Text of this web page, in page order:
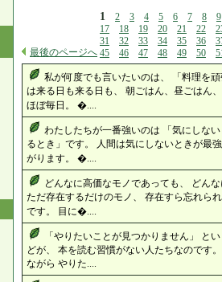
最後のページへ
1 2 3 4 5 6 7 8
9
17
18 19 20 21 22
31
32 33 34 35 36
45
46 47 48 49 50
私が何度でも言いたいのは、 「料理を
は来る日も来る日も、 朝ごはん、昼ごはん
ほぼ毎日。 �....
わたしたちが一番強いのは 「気にしな
るとき」です。 人間は気にしないときが最
がります。 �....
どんなに高価なモノであっても、 どん
ただ存在するだけのモノ、 存在すら忘れら
です。 目に�....
「やりたいことが見つかりません」 と
どが、 本を読む習慣がない人たちなのです
ながら やりた....